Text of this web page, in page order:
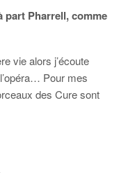
part Pharrell, comme
vie alors j’écoute
Pour mes
des Cure sont